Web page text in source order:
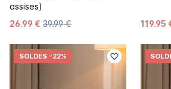
assises)
26.99 € 39.99 € 119.95
SOLDES -22%